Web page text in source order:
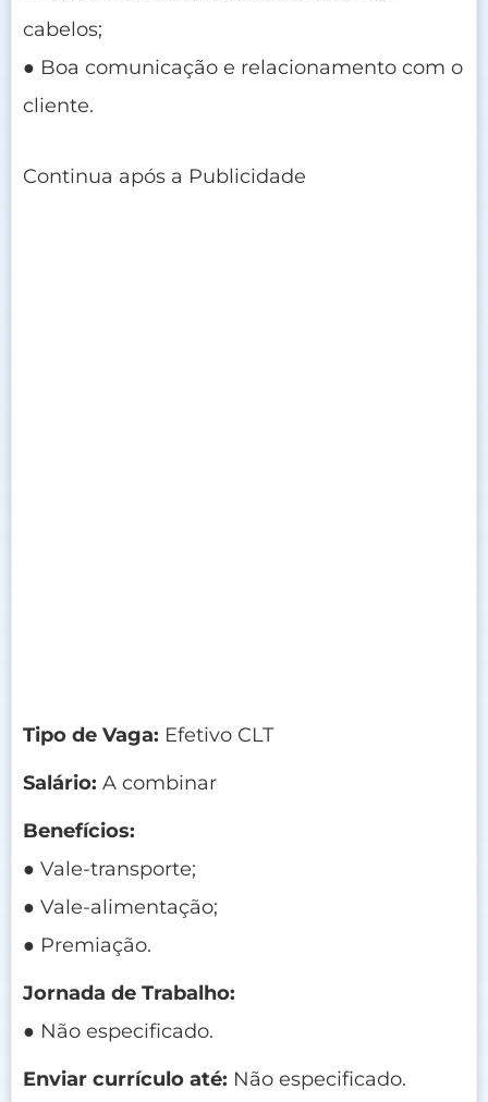
cabelos;
● Boa comunicação e relacionamento com o
cliente.
Continua após a Publicidade
Tipo de Vaga: Efetivo CLT
Salário: A combinar
Benefícios:
● Vale-transporte;
● Vale-alimentação;
● Premiação.
Jornada de Trabalho:
● Não especificado.
Enviar currículo até: Não especificado.